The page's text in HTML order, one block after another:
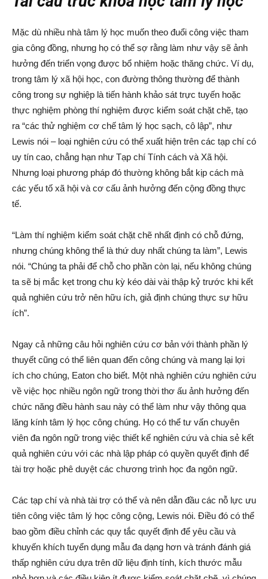
Mặc dù nhiều nhà tâm lý học muốn theo đuổi công việc tham
gia công đồng, nhưng họ có thể sợ rằng làm như vậy sẽ ảnh
hưởng đến triển vọng được bổ nhiệm hoặc thăng chức. Ví dụ,
trong tâm lý xã hội học, con đường thông thường để thành
công trong sự nghiệp là tiến hành khảo sát trực tuyến hoặc
thực nghiệm phòng thí nghiệm được kiểm soát chặt chẽ, tạo
ra “các thử nghiệm cơ chế tâm lý học sạch, cô lập”, như
Lewis nói – loại nghiên cứu có thể xuất hiện trên các tạp chí có
uy tín cao, chẳng hạn như Tạp chí Tính cách và Xã hội.
Nhưng loại phương pháp đó thường không bắt kịp cách mà
các yếu tố xã hội và cơ cấu ảnh hưởng đến cộng đồng thực
tế.
“Làm thí nghiệm kiểm soát chặt chẽ nhất định có chỗ đứng,
nhưng chúng không thể là thứ duy nhất chúng ta làm”, Lewis
nói. “Chúng ta phải để chỗ cho phần còn lại, nếu không chúng
ta sẽ bị mắc kẹt trong chu kỳ kéo dài vài thập kỷ trước khi kết
quả nghiên cứu trở nên hữu ích, giả định chúng thực sự hữu
ích”.
Ngay cả những câu hỏi nghiên cứu cơ bản với thành phần lý
thuyết cũng có thể liên quan đến công chúng và mang lại lợi
ích cho chúng, Eaton cho biết. Một nhà nghiên cứu nghiên cứu
về việc học nhiều ngôn ngữ trong thời thơ ấu ảnh hưởng đến
chức năng điều hành sau này có thể làm như vậy thông qua
lăng kính tâm lý học công chúng. Họ có thể tư vấn chuyên
viên đa ngôn ngữ trong việc thiết kế nghiên cứu và chia sẻ kết
quả nghiên cứu với các nhà lập pháp có quyền quyết định để
tài trợ hoặc phê duyệt các chương trình học đa ngôn ngữ.
Các tạp chí và nhà tài trợ có thể và nên dẫn đầu các nỗ lực ưu
tiên công việc tâm lý học công cộng, Lewis nói. Điều đó có thể
bao gồm điều chỉnh các quy tắc quyết định để yêu cầu và
khuyến khích tuyển dụng mẫu đa dạng hơn và tránh đánh giá
thấp nghiên cứu dựa trên dữ liệu định tính, kích thước mẫu